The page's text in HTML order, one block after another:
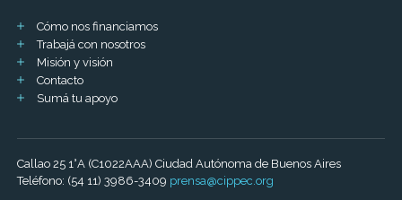
Cómo nos financiamos
Trabajá con nosotros
Misión y visión
Contacto
Sumá tu apoyo
Callao 25 1°A (C1022AAA) Ciudad Autónoma de Buenos Aires
Teléfono: (54 11) 3986-3409 prensa@cippec.org